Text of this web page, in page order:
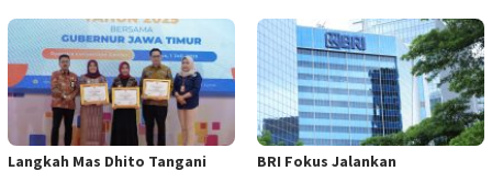
Langkah Mas Dhito Tangani
BRI Fokus Jalankan